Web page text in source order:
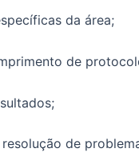
da área;
de
de